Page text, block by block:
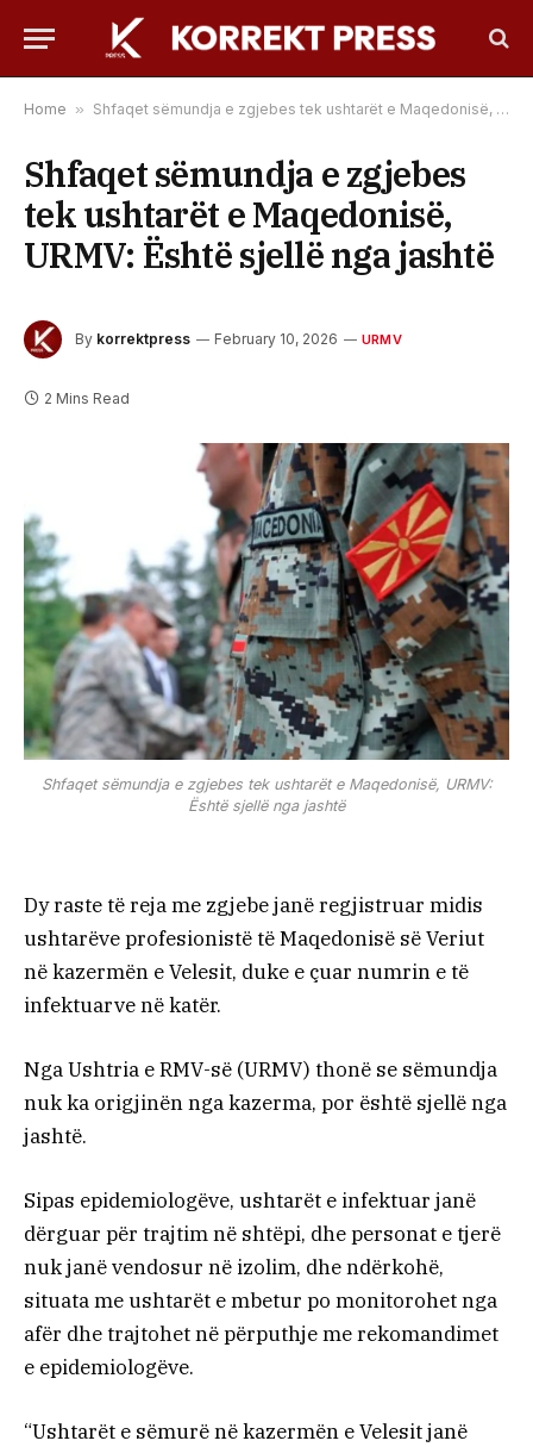
Home » Shfaqet sëmundja e zgjebes tek ushtarët e Maqedonisë, URMV: Është sjellë nga jashtë
Shfaqet sëmundja e zgjebes
tek ushtarët e Maqedonisë,
URMV: Është sjellë nga jashtë
By korrektpress February 10, 2026 URMV
2 Mins Read
Shfaqet sëmundja e zgjebes tek ushtarët e Maqedonisë, URMV:
Është sjellë nga jashtë
Dy raste të reja me zgjebe janë regjistruar midis
ushtarëve profesionistë të Maqedonisë së Veriut
në kazermën e Velesit, duke e çuar numrin e të
infektuarve në katër.
Nga Ushtria e RMV-së (URMV) thonë se sëmundja
nuk ka origjinën nga kazerma, por është sjellë nga
jashtë.
Sipas epidemiologëve, ushtarët e infektuar janë
dërguar për trajtim në shtëpi, dhe personat e tjerë
nuk janë vendosur në izolim, dhe ndërkohë,
situata me ushtarët e mbetur po monitorohet nga
afër dhe trajtohet në përputhje me rekomandimet
e epidemiologëve.
“Ushtarët e sëmurë në kazermën e Velesit janë